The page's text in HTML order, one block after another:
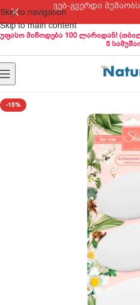
Skip to navigation
Skip to main content
ვებ-გვერდი
უფასო მიწოდება 100 ლარიდან!
5
-15%